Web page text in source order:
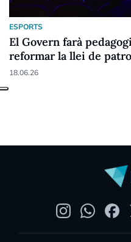
ESPORTS
El Govern farà
reformar la llei de
18.06.26